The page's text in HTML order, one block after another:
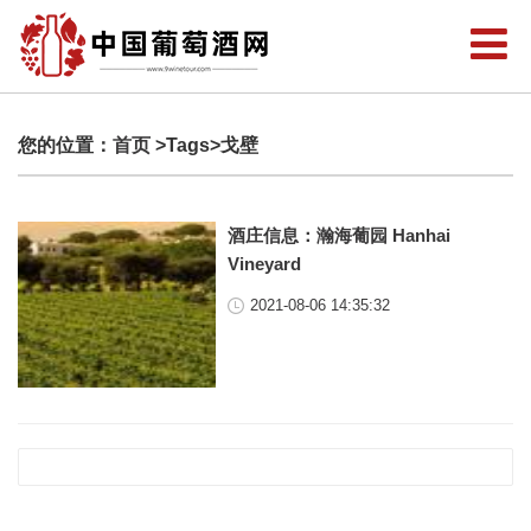
您的位置： 首页 >Tags>戈壁
酒庄信息：瀚海葡园 Hanhai
Vineyard
2021-08-06 14:35:32